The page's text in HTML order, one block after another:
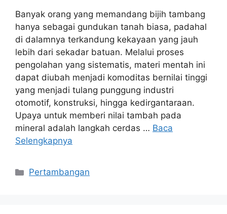
Banyak orang yang memandang bijih tambang
hanya sebagai gundukan tanah biasa, padahal
di dalamnya terkandung kekayaan yang jauh
lebih dari sekadar batuan. Melalui proses
pengolahan yang sistematis, materi mentah ini
dapat diubah menjadi komoditas bernilai tinggi
yang menjadi tulang punggung industri
otomotif, konstruksi, hingga kedirgantaraan.
Upaya untuk memberi nilai tambah pada
mineral adalah langkah cerdas … Baca
Selengkapnya
Kategori
Pertambangan